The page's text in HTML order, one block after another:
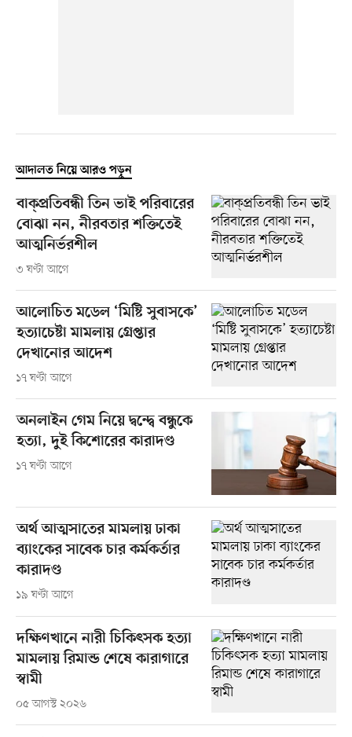
আদালত নিয়ে আরও পড়ুন
বাক্প্রতিবন্ধী তিন ভাই পরিবারের
বোঝা নন, নীরবতার শক্তিতেই
আত্মনির্ভরশীল
৩ ঘণ্টা আগে
আলোচিত মডেল ‘মিষ্টি সুবাসকে’
হত্যাচেষ্টা মামলায় গ্রেপ্তার
দেখানোর আদেশ
১৭ ঘণ্টা আগে
অনলাইন গেম নিয়ে দ্বন্দ্বে বন্ধুকে
হত্যা, দুই কিশোরের কারাদণ্ড
১৭ ঘণ্টা আগে
অর্থ আত্মসাতের মামলায় ঢাকা
ব্যাংকের সাবেক চার কর্মকর্তার
কারাদণ্ড
১৯ ঘণ্টা আগে
দক্ষিণখানে নারী চিকিৎসক হত্যা
মামলায় রিমান্ড শেষে কারাগারে
স্বামী
০৫ আগস্ট ২০২৬